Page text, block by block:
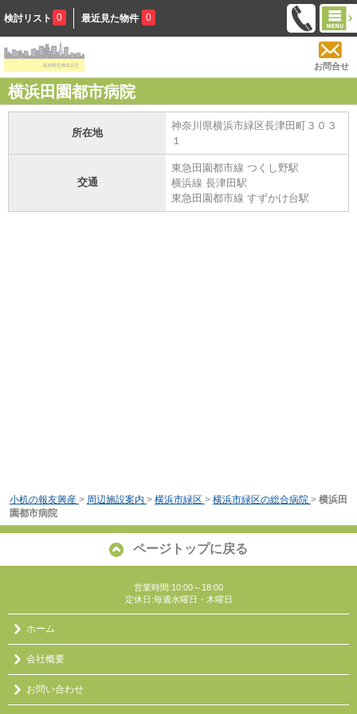
検討リスト 0 最近見た物件 0
お問合せ
横浜田園都市病院
所在地
神奈川県横浜市緑区長津田町３０３
１
交通
東急田園都市線 つくし野駅
横浜線 長津田駅
東急田園都市線 すずかけ台駅
小机の報友興産 > 周辺施設案内 > 横浜市緑区 > 横浜市緑区の総合病院 > 横浜田
園都市病院
ページトップに戻る
営業時間:10:00～18:00
定休日:毎週水曜日・木曜日
ホーム
会社概要
お問い合わせ